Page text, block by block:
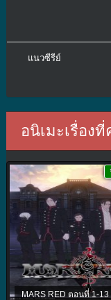
แนวซีรีย์
อนิเมะเรื่อง
MARS RED ตอนที่ 1-